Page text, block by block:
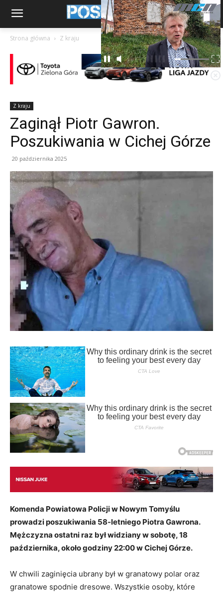
Strona główna Z kraju
Z kraju
Zaginął Piotr Gawron.
Poszukiwania w Cichej Górze
20 października 2025
Komenda Powiatowa Policji w Nowym Tomyślu
prowadzi poszukiwania 58-letniego Piotra Gawrona.
Mężczyzna ostatni raz był widziany w sobotę, 18
października, około godziny 22:00 w Cichej Górze.
W chwili zaginięcia ubrany był w granatowy polar oraz
granatowe spodnie dresowe. Wszystkie osoby, które